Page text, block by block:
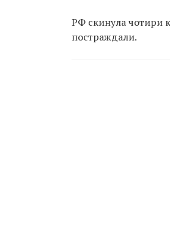
РФ скинула чотири
постраждали.